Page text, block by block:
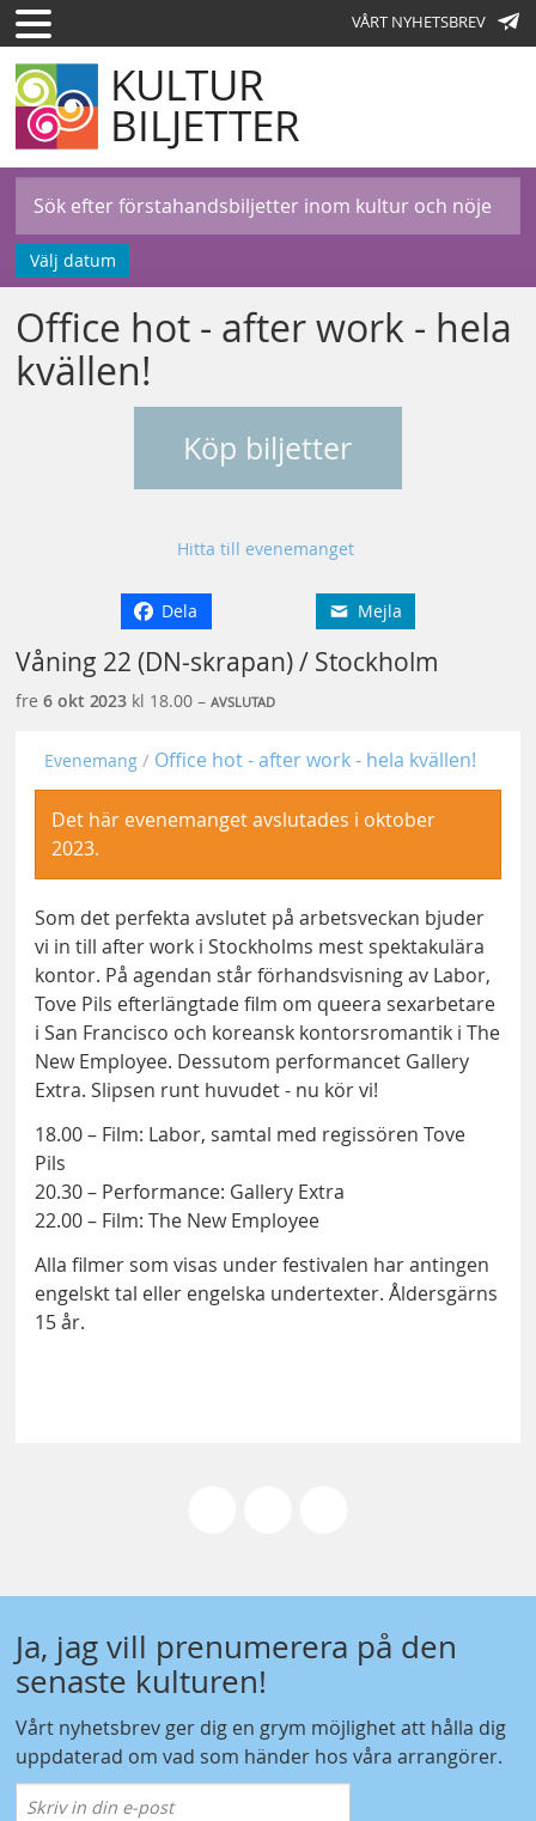
VÅRT NYHETSBREV
KULTUR
BILJETTER
Välj datum
Office hot - after work - hela
kvällen!
Köp biljetter
Hitta till evenemanget
Dela Mejla
Våning 22 (DN-skrapan) / Stockholm
fre6 okt 2023 kl 18.00 –AVSLUTAD
Evenemang Office hot - after work - hela kvällen!
Det här evenemanget avslutades i oktober
2023.
Som det perfekta avslutet på arbetsveckan bjuder
vi in till after work i Stockholms mest spektakulära
kontor. På agendan står förhandsvisning av Labor,
Tove Pils efterlängtade film om queera sexarbetare
i San Francisco och koreansk kontorsromantik i The
New Employee. Dessutom performancet Gallery
Extra. Slipsen runt huvudet - nu kör vi!
18.00 – Film: Labor, samtal med regissören Tove
Pils
20.30 – Performance: Gallery Extra
22.00 – Film: The New Employee
Alla filmer som visas under festivalen har antingen
engelskt tal eller engelska undertexter. Åldersgärns
15 år.
Ja, jag vill prenumerera på den
senaste kulturen!
Vårt nyhetsbrev ger dig en grym möjlighet att hålla dig
uppdaterad om vad som händer hos våra arrangörer.